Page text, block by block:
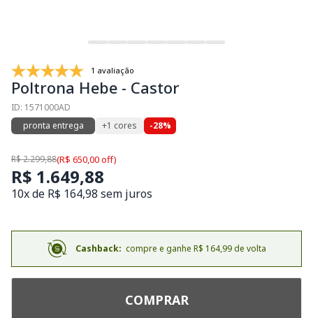
1 avaliação
Poltrona Hebe - Castor
ID: 1571000AD
pronta entrega
+1 cores -28%
R$ 2.299,88(R$ 650,00 off)
R$ 1.649,88
10x de R$ 164,98 sem juros
Cashback: compre e ganhe R$ 164,99 de volta
COMPRAR